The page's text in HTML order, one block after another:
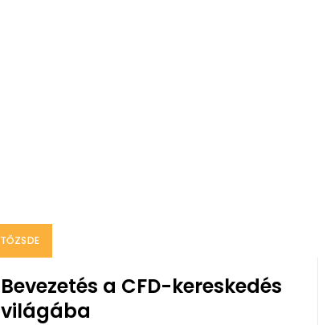
TŐZSDE
Bevezetés a CFD-kereskedés
világába